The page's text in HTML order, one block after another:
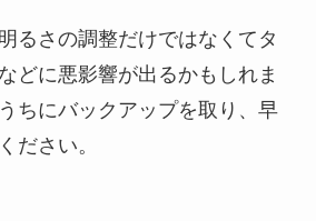
るさの調整だけではなくてタ
どに悪影響が出るかもしれま
ちにバックアップを取り、早
ださい。